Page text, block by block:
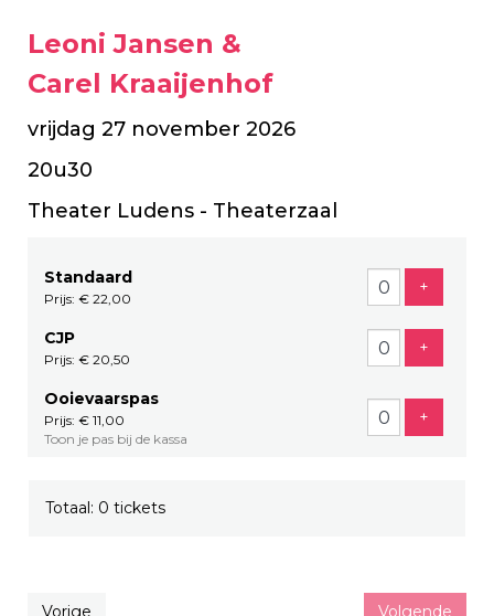
Leoni Jansen &
Carel Kraaijenhof
vrijdag 27 november 2026
20u30
Theater Ludens - Theaterzaal
Standaard
Prijs: € 22,00
+
CJP
Prijs: € 20,50
+
Ooievaarspas
Prijs: € 11,00
Toon je pas bij de kassa
+
Totaal: 0 tickets